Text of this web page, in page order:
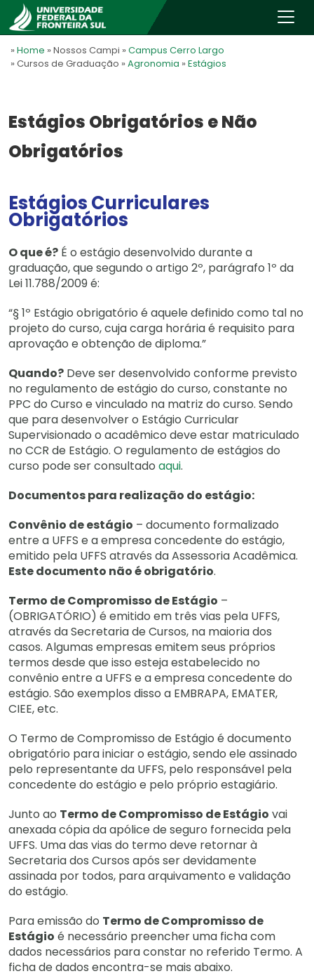
» Home » Nossos Campi » Campus Cerro Largo
» Cursos de Graduação » Agronomia » Estágios
Estágios Obrigatórios e Não
Obrigatórios
Estágios Curriculares
Obrigatórios
O que é? É o estágio desenvolvido durante a
graduação, que segundo o artigo 2º, parágrafo 1º da
Lei 11.788/2009 é:
“§ 1º Estágio obrigatório é aquele definido como tal no
projeto do curso, cuja carga horária é requisito para
aprovação e obtenção de diploma.”
Quando? Deve ser desenvolvido conforme previsto
no regulamento de estágio do curso, constante no
PPC do Curso e vinculado na matriz do curso. Sendo
que para desenvolver o Estágio Curricular
Supervisionado o acadêmico deve estar matriculado
no CCR de Estágio. O regulamento de estágios do
curso pode ser consultado aqui.
Documentos para realização do estágio:
Convênio de estágio – documento formalizado
entre a UFFS e a empresa concedente do estágio,
emitido pela UFFS através da Assessoria Acadêmica.
Este documento não é obrigatório.
Termo de Compromisso de Estágio –
(OBRIGATÓRIO) é emitido em três vias pela UFFS,
através da Secretaria de Cursos, na maioria dos
casos. Algumas empresas emitem seus próprios
termos desde que isso esteja estabelecido no
convênio entre a UFFS e a empresa concedente do
estágio. São exemplos disso a EMBRAPA, EMATER,
CIEE, etc.
O Termo de Compromisso de Estágio é documento
obrigatório para iniciar o estágio, sendo ele assinado
pelo representante da UFFS, pelo responsável pela
concedente do estágio e pelo próprio estagiário.
Junto ao Termo de Compromisso de Estágio vai
anexada cópia da apólice de seguro fornecida pela
UFFS. Uma das vias do termo deve retornar à
Secretaria dos Cursos após ser devidamente
assinada por todos, para arquivamento e validação
do estágio.
Para emissão do Termo de Compromisso de
Estágio é necessário preencher uma ficha com
dados necessários para constar no referido Termo. A
ficha de dados encontra-se mais abaixo.